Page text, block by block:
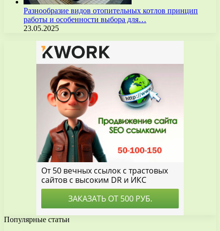
Разнообразие видов отопительных котлов принцип
работы и особенности выбора для…
23.05.2025
Популярные статьи